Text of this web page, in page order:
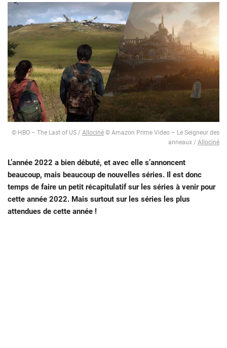
© HBO – The Last of US / Allociné © Amazon Prime Video – Le Seigneur des
anneaux / Allociné
L’année 2022 a bien débuté, et avec elle s’annoncent
beaucoup, mais beaucoup de nouvelles séries. Il est donc
temps de faire un petit récapitulatif sur les séries à venir pour
cette année 2022. Mais surtout sur les séries les plus
attendues de cette année !